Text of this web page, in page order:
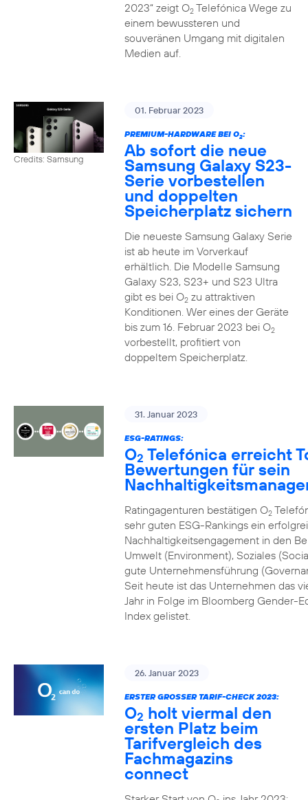
2023“ zeigt O2Telefónica Wege zu
einem bewussteren und
souveränen Umgang mit digitalen
Medien auf.
Credits: Samsung
01. Februar 2023
PREMIUM-HARDWARE BEI O2:
Ab sofort die neue
Samsung Galaxy S23-
Serie vorbestellen
und doppelten
Speicherplatz sichern
Die neueste Samsung Galaxy Serie
ist ab heute im Vorverkauf
erhältlich. Die Modelle Samsung
Galaxy S23, S23+ und S23 Ultra
gibt es bei O2zu attraktiven
Konditionen. Wer eines der Geräte
bis zum 16. Februar 2023 bei O2
vorbestellt, profitiert von
doppeltem Speicherplatz.
31. Januar 2023
ESG-RATINGS:
O2 Telefónica erreicht
Bewertungen für sein
Ratingagenturen bestätigen O2
sehr guten ESG-Rankings ein
Nachhaltigkeitsengagement in den
Umwelt (Environment), Soziales
gute Unternehmensführung
Seit heute ist das Unternehmen das
Jahr in Folge im Bloomberg Gender-
Index gelistet.
26. Januar 2023
ERSTER GROSSER TARIF-CHECK 2023:
O2 holt viermal den
ersten Platz beim
Tarifvergleich des
Fachmagazins
connect